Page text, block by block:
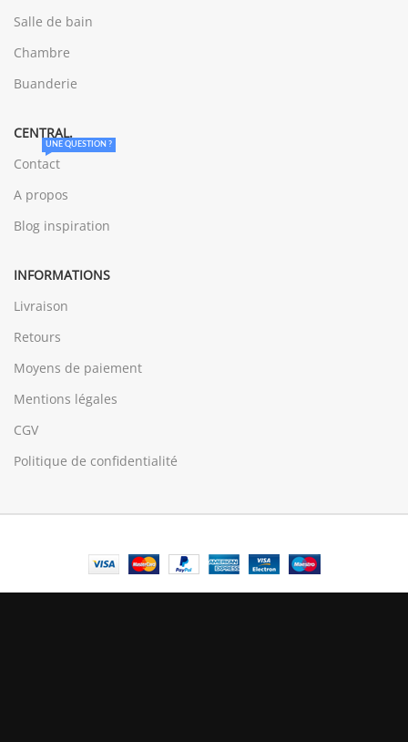
Salle de bain
Chambre
Buanderie
CENTRAL.
Contact
UNE QUESTION ?
A propos
Blog inspiration
INFORMATIONS
Livraison
Retours
Moyens de paiement
Mentions légales
CGV
Politique de confidentialité